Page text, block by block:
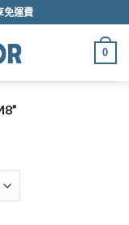
免運費
0